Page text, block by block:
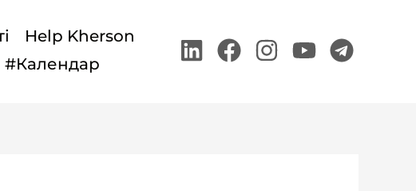
Linkedin
Facebook
Instagram
Youtube
Help Kherson
#Календар